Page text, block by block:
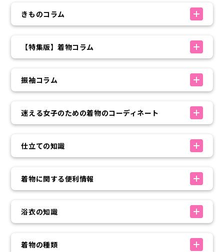
きものコラム
【特集版】着物コラム
振袖コラム
迷える女子のための着物のコーディネート
仕立ての知識
着物に関する便利情報
浴衣の知識
着物の種類